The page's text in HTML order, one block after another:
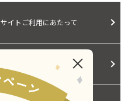
サイトご利用にあたって